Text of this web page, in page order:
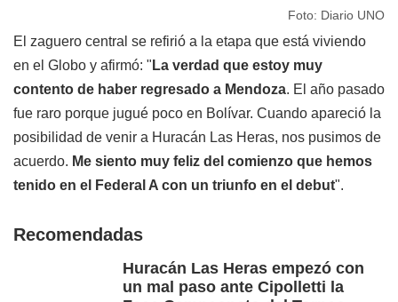
Foto: Diario UNO
El zaguero central se refirió a la etapa que está viviendo
en el Globo y afirmó: " La verdad que estoy muy
contento de haber regresado a Mendoza. El año pasado
fue raro porque jugué poco en Bolívar. Cuando apareció la
posibilidad de venir a Huracán Las Heras, nos pusimos de
acuerdo. Me siento muy feliz del comienzo que hemos
tenido en el Federal A con un triunfo en el debut".
Recomendadas
Huracán Las Heras empezó con
un mal paso ante Cipolletti la